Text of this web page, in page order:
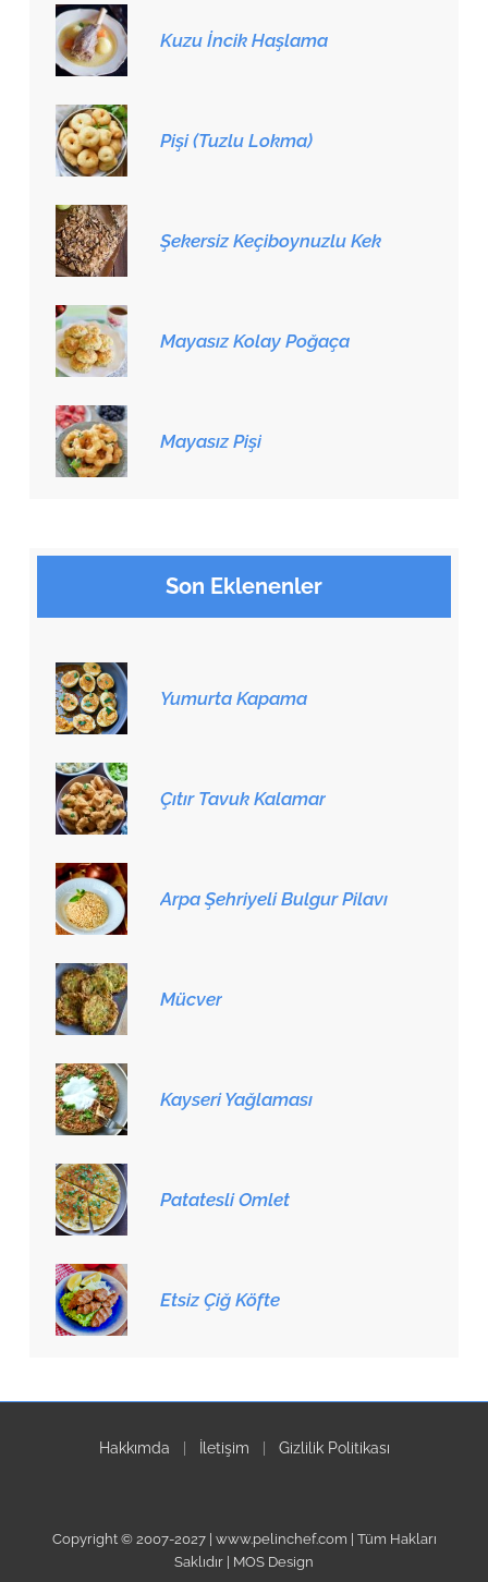
Kuzu İncik Haşlama
Pişi (Tuzlu Lokma)
Şekersiz Keçiboynuzlu Kek
Mayasız Kolay Poğaça
Mayasız Pişi
Son Eklenenler
Yumurta Kapama
Çıtır Tavuk Kalamar
Arpa Şehriyeli Bulgur Pilavı
Mücver
Kayseri Yağlaması
Patatesli Omlet
Etsiz Çiğ Köfte
Hakkımda İletişim Gizlilik Politikası
Copyright © 2007-2027 | www.pelinchef.com | Tüm Hakları
Saklıdır | MOS Design